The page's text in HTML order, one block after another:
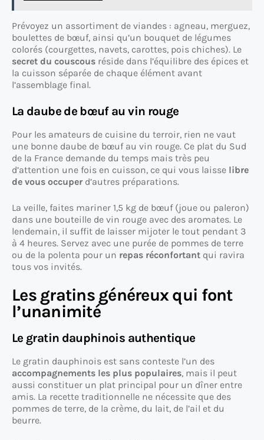
Prévoyez un assortiment de viandes : agneau, merguez,
boulettes de bœuf, ainsi qu’un bouquet de légumes
colorés (courgettes, navets, carottes, pois chiches). Le
secret du couscous réside dans l’équilibre des épices et
la cuisson séparée de chaque élément avant
l’assemblage final.
La daube de bœuf au vin rouge
Pour les amateurs de cuisine du terroir, rien ne vaut
une bonne daube de bœuf au vin rouge. Ce plat du Sud
de la France demande du temps mais très peu
d’attention une fois en cuisson, ce qui vous laisse libre
de vous occuper d’autres préparations.
La veille, faites mariner 1,5 kg de bœuf (joue ou paleron)
dans une bouteille de vin rouge avec des aromates. Le
lendemain, il suffit de laisser mijoter le tout pendant 3
à 4 heures. Servez avec une purée de pommes de terre
ou de la polenta pour un repas réconfortant qui ravira
tous vos invités.
Les gratins généreux qui font
l’unanimité
Le gratin dauphinois authentique
Le gratin dauphinois est sans conteste l’un des
accompagnements les plus populaires, mais il peut
aussi constituer un plat principal pour un dîner entre
amis. La recette traditionnelle ne nécessite que des
pommes de terre, de la crème, du lait, de l’ail et du
beurre.